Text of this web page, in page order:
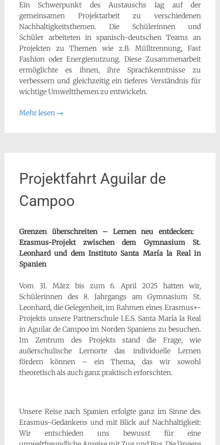
Ein Schwerpunkt des Austauschs lag auf der
gemeinsamen Projektarbeit zu verschiedenen
Nachhaltigkeitsthemen. Die Schülerinnen und
Schüler arbeiteten in spanisch-deutschen Teams an
Projekten zu Themen wie z.B. Mülltrennung, Fast
Fashion oder Energienutzung. Diese Zusammenarbeit
ermöglichte es ihnen, ihre Sprachkenntnisse zu
verbessern und gleichzeitig ein tieferes Verständnis für
wichtige Umweltthemen zu entwickeln.
Mehr lesen →
Projektfahrt Aguilar de
Campoo
Grenzen überschreiten – Lernen neu entdecken:
Erasmus-Projekt zwischen dem Gymnasium St.
Leonhard und dem Instituto Santa María la Real in
Spanien
Vom 31. März bis zum 6. April 2025 hatten wir,
Schülerinnen des 8. Jahrgangs am Gymnasium St.
Leonhard, die Gelegenheit, im Rahmen eines Erasmus+-
Projekts unsere Partnerschule I.E.S. Santa María la Real
in Aguilar de Campoo im Norden Spaniens zu besuchen.
Im Zentrum des Projekts stand die Frage, wie
außerschulische Lernorte das individuelle Lernen
fördern können – ein Thema, das wir sowohl
theoretisch als auch ganz praktisch erforschten.
Unsere Reise nach Spanien erfolgte ganz im Sinne des
Erasmus-Gedankens und mit Blick auf Nachhaltigkeit:
Wir entschieden uns bewusst für eine